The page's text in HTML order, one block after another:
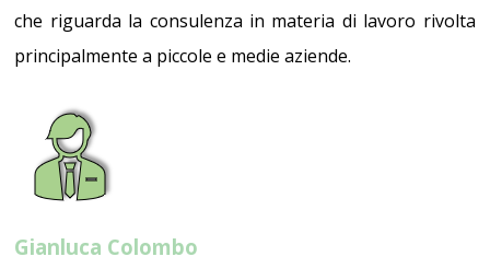
che riguarda la consulenza in materia di lavoro rivolta
principalmente a piccole e medie aziende.
Gianluca Colombo